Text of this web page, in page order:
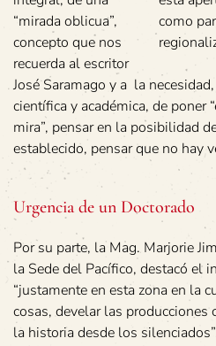
como
“mirada oblicua”,
concepto que nos
recuerda al escritor
José Saramago y a la
científica y académica, de poner
mira”, pensar en la posibilidad
establecido, pensar que no hay
Urgencia de un Doctorado
Por su parte, la Mag. Marjorie
la Sede del Pacífico, destacó el
“justamente en esta zona en la
cosas, develar las
la historia desde los